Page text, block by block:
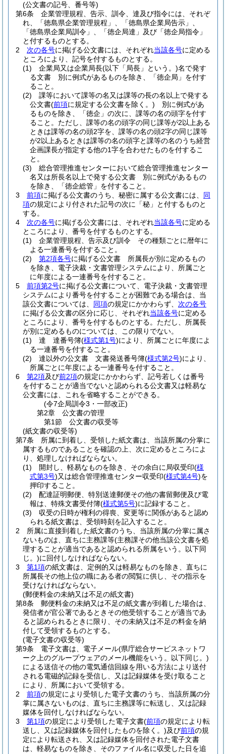
(公文書の記号、番号等)
第6条
企業管理規程、告示、訓令、達及び指令には、それぞ
れ、「徳島県企業管理規程」、「徳島県企業局告示」、
「徳島県企業局訓令」、「徳企局達」及び「徳企局指令」
と付するものとする。
2
次の各号に掲げる公文書には、それぞれ当該各号に定める
ところにより、記号を付するものとする。
(1)
企業局又は企業局長(以下「局長」という。)名で発す
る文書 別に例式があるものを除き、「徳企局」を付す
ること。
(2)
課等において課等の名又は課等の長の名以上で発する
公文書(前項に規定する公文書を除く。) 別に例式があ
るものを除き、「徳企」の次に、課等の名の頭字を付す
ること。 ただし、課等の名の頭字の同じ課等が2以上ある
ときは課等の名の頭2字を、課等の名の頭2字の同じ課等
が2以上あるときは課等の名の頭字と課等の名のうち経営
企画課長が指定する他の1字を合わせたものを付するこ
と。
(3)
総合管理推進センターにおいて総合管理推進センター
名又は所長名以上で発する公文書 別に例式があるもの
を除き、「徳企総管」を付すること。
3
前項に掲げる公文書のうち、秘密に属する公文書には、 同
項の規定により付された記号の次に「秘」と付するものと
する。
4
次の各号に掲げる公文書には、それぞれ当該各号に定める
ところにより、番号を付するものとする。
(1)
企業管理規程、告示及び訓令 その種類ごとに暦年に
よる一連番号を付すること。
(2)
第2項各号に掲げる公文書 所属長が別に定めるもの
を除き、電子決裁・文書管理システムにより、所属ごと
に年度による一連番号を付すること。
5
前項第2号に掲げる公文書について、電子決裁・文書管理
システムにより番号を付することが困難である場合は、当
該公文書については、 同項の規定にかかわらず、 次の各号
に掲げる公文書の区分に応じ、それぞれ当該各号に定める
ところにより、番号を付するものとする。 ただし、所属長
が別に定めるものについては、この限りでない。
(1)
達 達番号簿(様式第1号)により、所属ごとに年度によ
る一連番号を付すること。
(2)
達以外の公文書 文書発送番号簿(様式第2号)により、
所属ごとに年度による一連番号を付すること。
6
第2項及び前2項の規定にかかわらず、記号若しくは番号
を付することが適当でないと認められる公文書又は軽易な
公文書には、これを省略することができる。
(令7企局訓令3・一部改正)
第2章
公文書の管理
第1節
公文書の収受等
(紙文書の収受等)
第7条
所属に到着し、受領した紙文書は、当該所属の分掌に
属するものであることを確認の上、次に定めるところによ
り、処理しなければならない。
(1)
開封し、軽易なものを除き、その余白に局収受印(様
式第3号)又は総合管理推進センター収受印(様式第4号)を
押印すること。
(2)
配達証明郵便、特別送達郵便その他の書留郵便及び電
報は、特殊文書受付簿(様式第5号)に記録すること。
(3)
収受の日時が権利の得喪、変更等に関係があると認め
られる紙文書は、受領時刻を記入すること。
2
所属に直接到着した紙文書のうち、当該所属の分掌に属さ
ないものは、直ちに主務課等(主務課その他当該公文書を処
理することが適当であると認められる所属をいう。以下同
じ。)に回付しなければならない。
3
第1項の紙文書は、定例的又は軽易なものを除き、直ちに
所属長その他上位の職にある者の閲覧に供し、その指示を
受けなければならない。
(郵便料金の未納又は不足の紙文書)
第8条
郵便料金の未納又は不足の紙文書が到着した場合は、
発信者が官公署であるときその他受領することが適当であ
ると認められるときに限り、その未納又は不足の料金を納
付して受領するものとする。
(電子文書の収受等)
第9条
電子文書は、電子メール(県庁総合サービスネットワ
ーク上のグループウェアのメール機能をいう。以下同じ。)
による送信その他の電気通信回線を用いる方法により送付
される電磁的記録を受信し、又は記録媒体を受け取ること
により、所属において受領する。
2
前項の規定により受領した電子文書のうち、当該所属の分
掌に属さないものは、直ちに主務課等に転送し、又は記録
媒体を回付しなければならない。
3
第1項の規定により受領した電子文書(前項の規定により転
送し、又は記録媒体を回付したものを除く。)及び前項の規
定により転送され、又は記録媒体を回付された電子文書
は、軽易なものを除き、そのファイル名に収受した日を追